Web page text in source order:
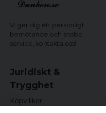
Vi ger dig ett personligt
bemötande och snabb
service, kontakta oss!
Juridiskt &
Trygghet
Köpvillkor